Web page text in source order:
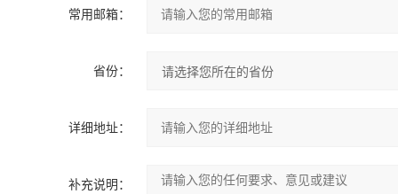
常用邮箱：
省份：
详细地址：
补充说明：